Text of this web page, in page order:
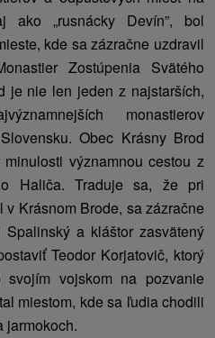
ako „rusnácky Devín”, bol
kde sa zázračne uzdravil
Zostúpenia Svätého
je nie len jeden z najstarších,
monastierov
Obec Krásny Brod
významnou cestou z
Haliča. Traduje sa, že pri
Krásnom Brode, sa zázračne
a kláštor zasvätený
Teodor Korjatovič, ktorý
vojskom na pozvanie
miestom, kde sa ľudia chodili
jarmokoch.